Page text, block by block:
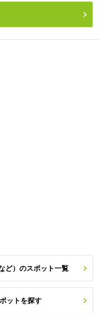
ど）のスポット一覧
ットを探す